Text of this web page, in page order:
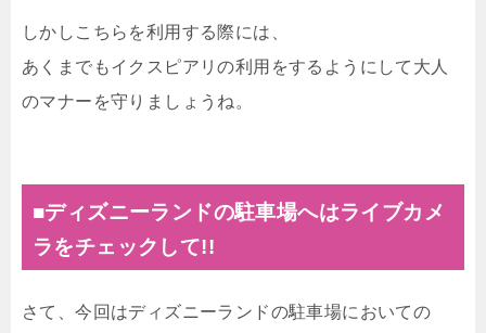
しかしこちらを利用する際には、
あくまでもイクスピアリの利用をするようにして大人
のマナーを守りましょうね。
■ディズニーランドの駐車場へはライブカメ
ラをチェックして!!
さて、今回はディズニーランドの駐車場においての